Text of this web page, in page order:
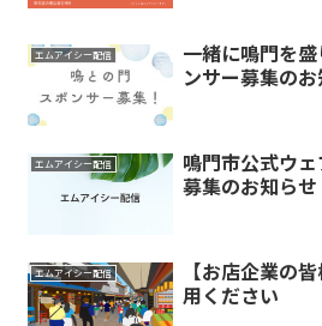
エムアイシー配信
一緒に鳴門を
ンサー募集の
エムアイシー配信
鳴門市公式ウ
募集のお知らせ
エムアイシー配信
【お店企業の
用ください